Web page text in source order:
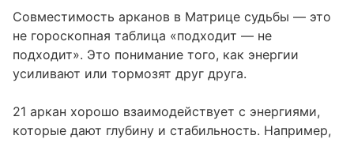
Совместимость арканов в Матрице судьбы — это
не гороскопная таблица «подходит — не
подходит». Это понимание того, как энергии
усиливают или тормозят друг друга.
21 аркан хорошо взаимодействует с энергиями,
которые дают глубину и стабильность. Например,